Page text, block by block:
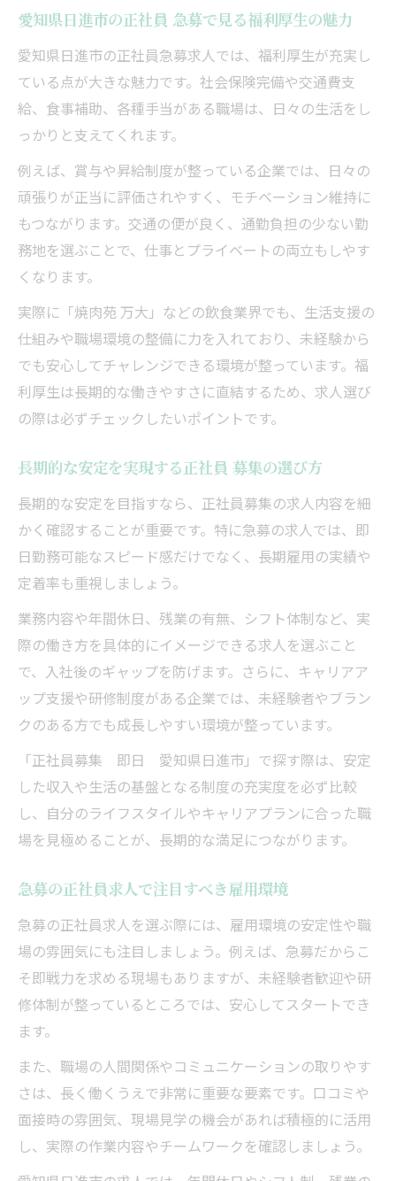
愛知県日進市の正社員 急募で見る福利厚生の魅力
愛知県日進市の正社員急募求人では、福利厚生が充実し
ている点が大きな魅力です。社会保険完備や交通費支
給、食事補助、各種手当がある職場は、日々の生活をし
っかりと支えてくれます。
例えば、賞与や昇給制度が整っている企業では、日々の
頑張りが正当に評価されやすく、モチベーション維持に
もつながります。交通の便が良く、通勤負担の少ない勤
務地を選ぶことで、仕事とプライベートの両立もしやす
くなります。
実際に「焼肉苑 万大」などの飲食業界でも、生活支援の
仕組みや職場環境の整備に力を入れており、未経験から
でも安心してチャレンジできる環境が整っています。福
利厚生は長期的な働きやすさに直結するため、求人選び
の際は必ずチェックしたいポイントです。
長期的な安定を実現する正社員 募集の選び方
長期的な安定を目指すなら、正社員募集の求人内容を細
かく確認することが重要です。特に急募の求人では、即
日勤務可能なスピード感だけでなく、長期雇用の実績や
定着率も重視しましょう。
業務内容や年間休日、残業の有無、シフト体制など、実
際の働き方を具体的にイメージできる求人を選ぶこと
で、入社後のギャップを防げます。さらに、キャリアア
ップ支援や研修制度がある企業では、未経験者やブラン
クのある方でも成長しやすい環境が整っています。
「正社員募集 即日 愛知県日進市」で探す際は、安定
した収入や生活の基盤となる制度の充実度を必ず比較
し、自分のライフスタイルやキャリアプランに合った職
場を見極めることが、長期的な満足につながります。
急募の正社員求人で注目すべき雇用環境
急募の正社員求人を選ぶ際には、雇用環境の安定性や職
場の雰囲気にも注目しましょう。例えば、急募だからこ
そ即戦力を求める現場もありますが、未経験者歓迎や研
修体制が整っているところでは、安心してスタートでき
ます。
また、職場の人間関係やコミュニケーションの取りやす
さは、長く働くうえで非常に重要な要素です。口コミや
面接時の雰囲気、現場見学の機会があれば積極的に活用
し、実際の作業内容やチームワークを確認しましょう。